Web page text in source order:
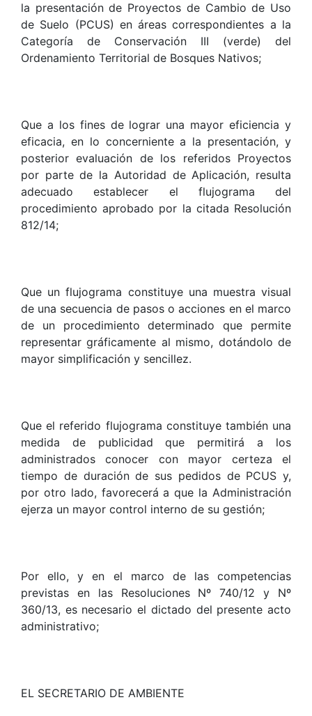
la presentación de Proyectos de Cambio de Uso
de Suelo (PCUS) en áreas correspondientes a la
Categoría de Conservación III (verde) del
Ordenamiento Territorial de Bosques Nativos;
Que a los fines de lograr una mayor eficiencia y
eficacia, en lo concerniente a la presentación, y
posterior evaluación de los referidos Proyectos
por parte de la Autoridad de Aplicación, resulta
adecuado establecer el flujograma del
procedimiento aprobado por la citada Resolución
812/14;
Que un flujograma constituye una muestra visual
de una secuencia de pasos o acciones en el marco
de un procedimiento determinado que permite
representar gráficamente al mismo, dotándolo de
mayor simplificación y sencillez.
Que el referido flujograma constituye también una
medida de publicidad que permitirá a los
administrados conocer con mayor certeza el
tiempo de duración de sus pedidos de PCUS y,
por otro lado, favorecerá a que la Administración
ejerza un mayor control interno de su gestión;
Por ello, y en el marco de las competencias
previstas en las Resoluciones Nº 740/12 y Nº
360/13, es necesario el dictado del presente acto
administrativo;
EL SECRETARIO DE AMBIENTE